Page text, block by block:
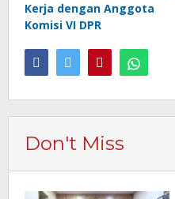
Kerja dengan Anggota
Komisi VI DPR
Don't Miss